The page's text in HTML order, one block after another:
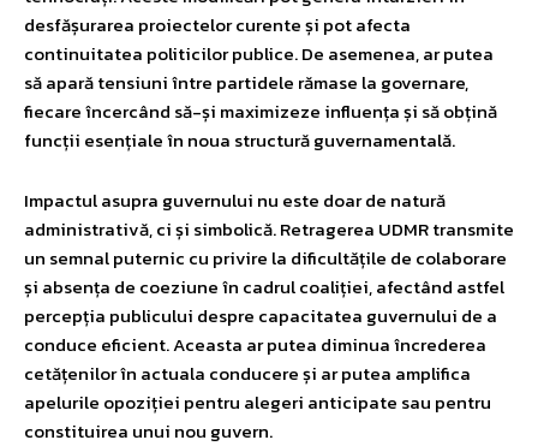
desfășurarea proiectelor curente și pot afecta
continuitatea politicilor publice. De asemenea, ar putea
să apară tensiuni între partidele rămase la governare,
fiecare încercând să-și maximizeze influența și să obțină
funcții esențiale în noua structură guvernamentală.
Impactul asupra guvernului nu este doar de natură
administrativă, ci și simbolică. Retragerea UDMR transmite
un semnal puternic cu privire la dificultățile de colaborare
și absența de coeziune în cadrul coaliției, afectând astfel
percepția publicului despre capacitatea guvernului de a
conduce eficient. Aceasta ar putea diminua încrederea
cetățenilor în actuala conducere și ar putea amplifica
apelurile opoziției pentru alegeri anticipate sau pentru
constituirea unui nou guvern.